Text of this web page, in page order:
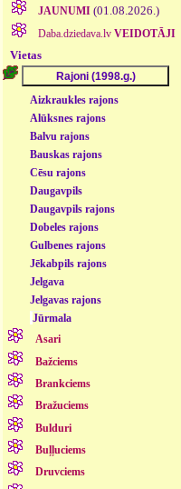
JAUNUMI (01.08.2026.)
Daba.dziedava.lv VEIDOTĀJI
Vietas
Aizkraukles rajons
Alūksnes rajons
Balvu rajons
Bauskas rajons
Cēsu rajons
Daugavpils
Daugavpils rajons
Dobeles rajons
Gulbenes rajons
Jēkabpils rajons
Jelgava
Jelgavas rajons
Jūrmala
Asari
Bažciems
Brankciems
Bražuciems
Bulduri
Buļļuciems
Druvciems